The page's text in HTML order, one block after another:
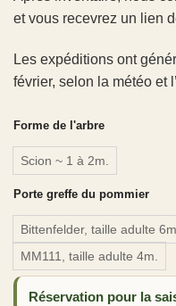
et vous recevrez un lien
Les expéditions ont
février, selon la météo et
Forme de l'arbre
Scion ~ 1 à 2m.
Porte greffe du pommier
Bittenfelder, taille adulte 6m.
MM111, taille adulte 4m.
Réservation pour la